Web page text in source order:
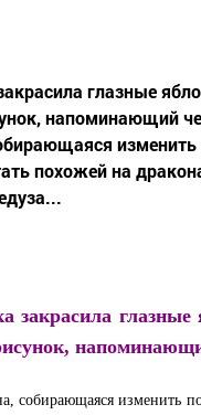
глазные
напоминающий
изменить
похожей на
закрасила
собирающаяся изменить